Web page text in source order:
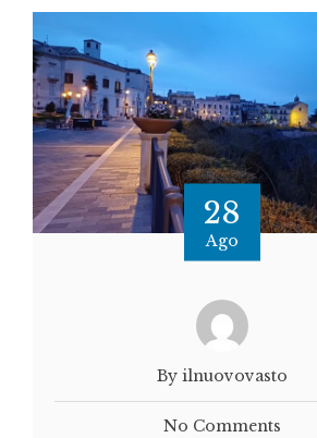
28
Ago
By ilnuovovasto
No Comments